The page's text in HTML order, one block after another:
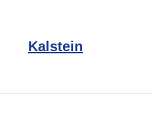
Kalstein